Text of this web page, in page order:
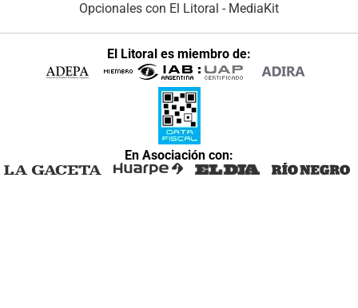
Opcionales con El Litoral - MediaKit
El Litoral es miembro de:
En Asociación con: